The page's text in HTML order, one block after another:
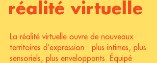
réalité virtuelle
La réalité virtuelle ouvre de nouveaux
territoires d’expression : plus intimes, plus
sensoriels, plus enveloppants. Équipé